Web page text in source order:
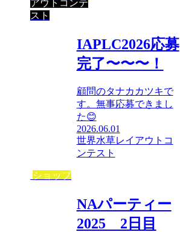
アウトコンテ
スト
IAPLC2026応募
完了〜〜〜！
顧問のタナカカツキで
す。無事応募できまし
た😊
2026.06.01
世界水草レイアウトコ
ンテスト
ショップ
NAパーティー
2025 2日目